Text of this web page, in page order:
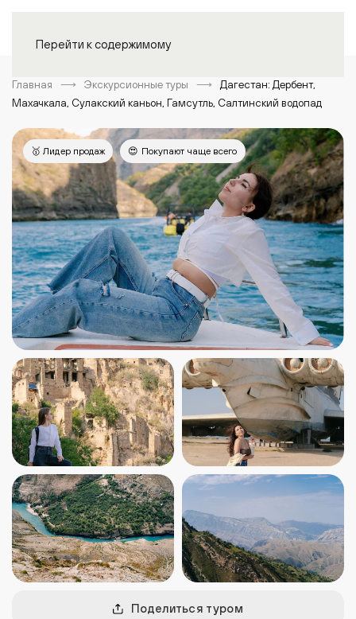
Перейти к содержимому
Главная Экскурсионные туры
Дагестан: Дербент,
Махачкала, Сулакский каньон, Гамсутль, Салтинский водопад
🥇 Лидер продаж 😍 Покупают чаще всего
Поделиться туром